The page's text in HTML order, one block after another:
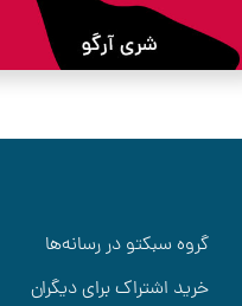
گروه سبکتو در رسانه‌ها
خرید اشتراک برای دیگران